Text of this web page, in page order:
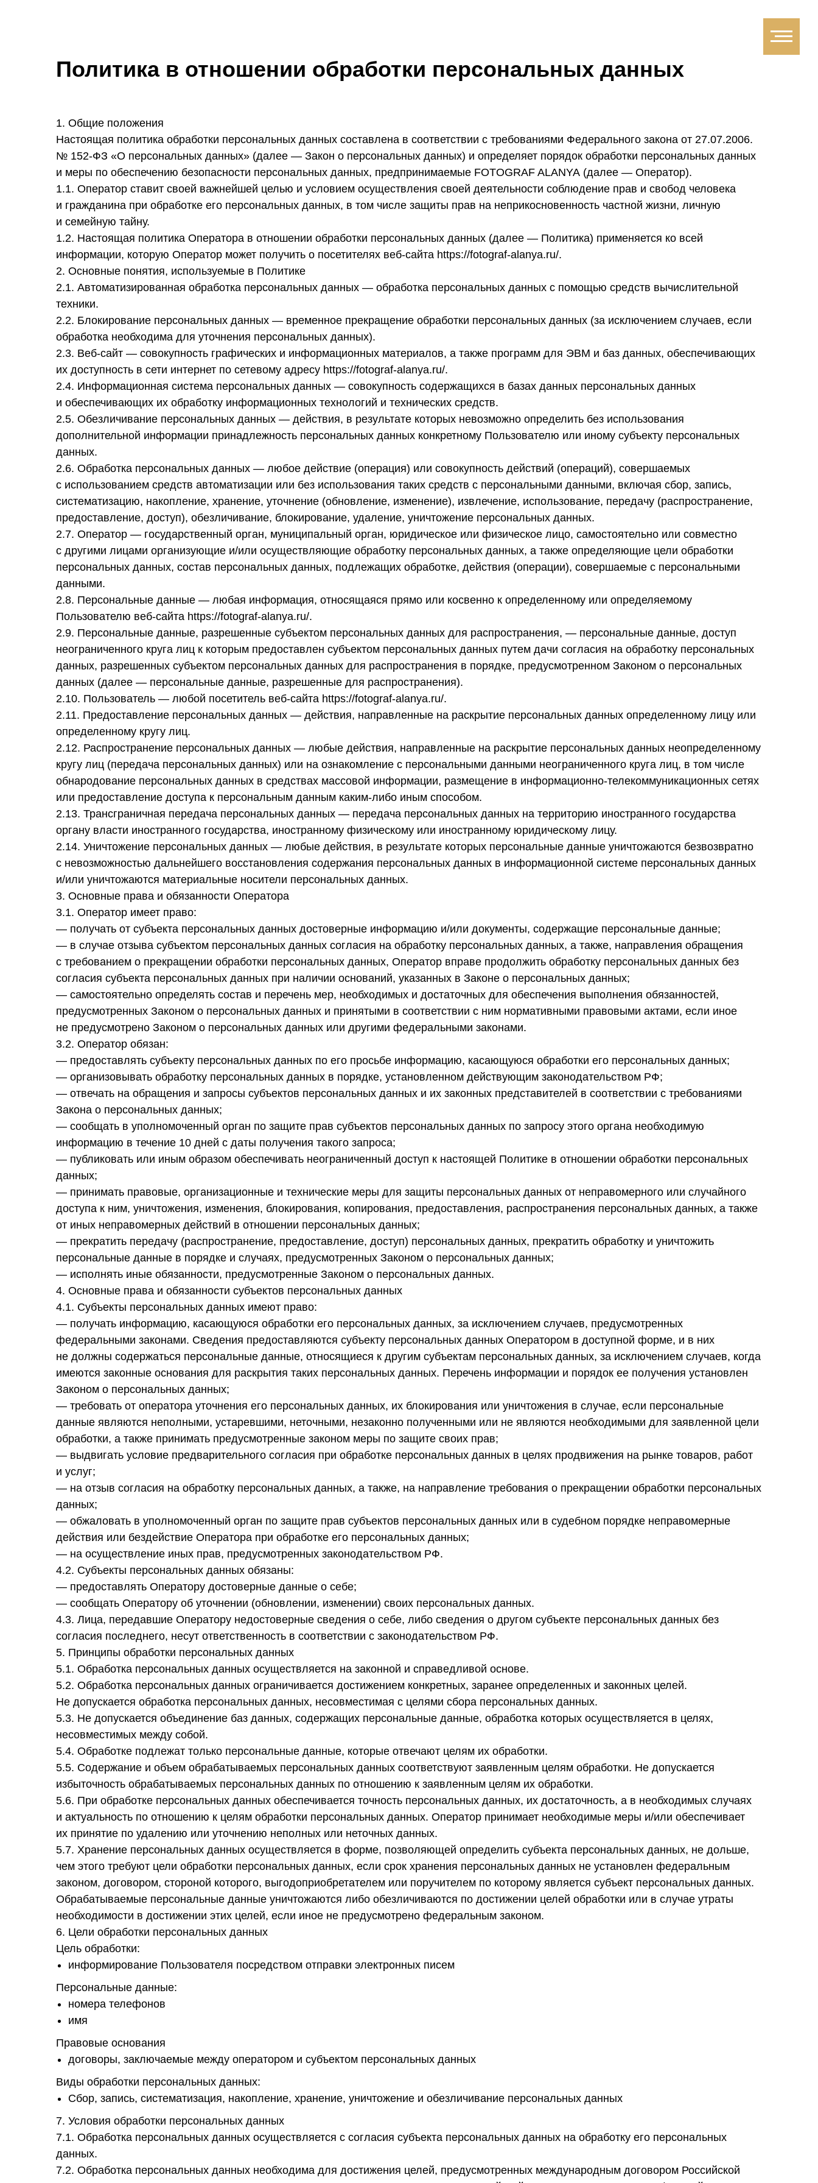
Политика в отношении обработки персональных данных
1. Общие положения
Настоящая политика обработки персональных данных составлена в соответствии с требованиями Федерального закона от 27.07.2006.
№ 152-ФЗ «О персональных данных» (далее — Закон о персональных данных) и определяет порядок обработки персональных данных
и меры по обеспечению безопасности персональных данных, предпринимаемые FOTOGRAF ALANYA (далее — Оператор).
1.1. Оператор ставит своей важнейшей целью и условием осуществления своей деятельности соблюдение прав и свобод человека
и гражданина при обработке его персональных данных, в том числе защиты прав на неприкосновенность частной жизни, личную
и семейную тайну.
1.2. Настоящая политика Оператора в отношении обработки персональных данных (далее — Политика) применяется ко всей
информации, которую Оператор может получить о посетителях веб-сайта https://fotograf-alanya.ru/.
2. Основные понятия, используемые в Политике
2.1. Автоматизированная обработка персональных данных — обработка персональных данных с помощью средств вычислительной
техники.
2.2. Блокирование персональных данных — временное прекращение обработки персональных данных (за исключением случаев, если
обработка необходима для уточнения персональных данных).
2.3. Веб-сайт — совокупность графических и информационных материалов, а также программ для ЭВМ и баз данных, обеспечивающих
их доступность в сети интернет по сетевому адресу https://fotograf-alanya.ru/.
2.4. Информационная система персональных данных — совокупность содержащихся в базах данных персональных данных
и обеспечивающих их обработку информационных технологий и технических средств.
2.5. Обезличивание персональных данных — действия, в результате которых невозможно определить без использования
дополнительной информации принадлежность персональных данных конкретному Пользователю или иному субъекту персональных
данных.
2.6. Обработка персональных данных — любое действие (операция) или совокупность действий (операций), совершаемых
с использованием средств автоматизации или без использования таких средств с персональными данными, включая сбор, запись,
систематизацию, накопление, хранение, уточнение (обновление, изменение), извлечение, использование, передачу (распространение,
предоставление, доступ), обезличивание, блокирование, удаление, уничтожение персональных данных.
2.7. Оператор — государственный орган, муниципальный орган, юридическое или физическое лицо, самостоятельно или совместно
с другими лицами организующие и/или осуществляющие обработку персональных данных, а также определяющие цели обработки
персональных данных, состав персональных данных, подлежащих обработке, действия (операции), совершаемые с персональными
данными.
2.8. Персональные данные — любая информация, относящаяся прямо или косвенно к определенному или определяемому
Пользователю веб-сайта https://fotograf-alanya.ru/.
2.9. Персональные данные, разрешенные субъектом персональных данных для распространения, — персональные данные, доступ
неограниченного круга лиц к которым предоставлен субъектом персональных данных путем дачи согласия на обработку персональных
данных, разрешенных субъектом персональных данных для распространения в порядке, предусмотренном Законом о персональных
данных (далее — персональные данные, разрешенные для распространения).
2.10. Пользователь — любой посетитель веб-сайта https://fotograf-alanya.ru/.
2.11. Предоставление персональных данных — действия, направленные на раскрытие персональных данных определенному лицу или
определенному кругу лиц.
2.12. Распространение персональных данных — любые действия, направленные на раскрытие персональных данных неопределенному
кругу лиц (передача персональных данных) или на ознакомление с персональными данными неограниченного круга лиц, в том числе
обнародование персональных данных в средствах массовой информации, размещение в информационно-телекоммуникационных сетях
или предоставление доступа к персональным данным каким-либо иным способом.
2.13. Трансграничная передача персональных данных — передача персональных данных на территорию иностранного государства
органу власти иностранного государства, иностранному физическому или иностранному юридическому лицу.
2.14. Уничтожение персональных данных — любые действия, в результате которых персональные данные уничтожаются безвозвратно
с невозможностью дальнейшего восстановления содержания персональных данных в информационной системе персональных данных
и/или уничтожаются материальные носители персональных данных.
3. Основные права и обязанности Оператора
3.1. Оператор имеет право:
— получать от субъекта персональных данных достоверные информацию и/или документы, содержащие персональные данные;
— в случае отзыва субъектом персональных данных согласия на обработку персональных данных, а также, направления обращения
с требованием о прекращении обработки персональных данных, Оператор вправе продолжить обработку персональных данных без
согласия субъекта персональных данных при наличии оснований, указанных в Законе о персональных данных;
— самостоятельно определять состав и перечень мер, необходимых и достаточных для обеспечения выполнения обязанностей,
предусмотренных Законом о персональных данных и принятыми в соответствии с ним нормативными правовыми актами, если иное
не предусмотрено Законом о персональных данных или другими федеральными законами.
3.2. Оператор обязан:
— предоставлять субъекту персональных данных по его просьбе информацию, касающуюся обработки его персональных данных;
— организовывать обработку персональных данных в порядке, установленном действующим законодательством РФ;
— отвечать на обращения и запросы субъектов персональных данных и их законных представителей в соответствии с требованиями
Закона о персональных данных;
— сообщать в уполномоченный орган по защите прав субъектов персональных данных по запросу этого органа необходимую
информацию в течение 10 дней с даты получения такого запроса;
— публиковать или иным образом обеспечивать неограниченный доступ к настоящей Политике в отношении обработки персональных
данных;
— принимать правовые, организационные и технические меры для защиты персональных данных от неправомерного или случайного
доступа к ним, уничтожения, изменения, блокирования, копирования, предоставления, распространения персональных данных, а также
от иных неправомерных действий в отношении персональных данных;
— прекратить передачу (распространение, предоставление, доступ) персональных данных, прекратить обработку и уничтожить
персональные данные в порядке и случаях, предусмотренных Законом о персональных данных;
— исполнять иные обязанности, предусмотренные Законом о персональных данных.
4. Основные права и обязанности субъектов персональных данных
4.1. Субъекты персональных данных имеют право:
— получать информацию, касающуюся обработки его персональных данных, за исключением случаев, предусмотренных
федеральными законами. Сведения предоставляются субъекту персональных данных Оператором в доступной форме, и в них
не должны содержаться персональные данные, относящиеся к другим субъектам персональных данных, за исключением случаев, когда
имеются законные основания для раскрытия таких персональных данных. Перечень информации и порядок ее получения установлен
Законом о персональных данных;
— требовать от оператора уточнения его персональных данных, их блокирования или уничтожения в случае, если персональные
данные являются неполными, устаревшими, неточными, незаконно полученными или не являются необходимыми для заявленной цели
обработки, а также принимать предусмотренные законом меры по защите своих прав;
— выдвигать условие предварительного согласия при обработке персональных данных в целях продвижения на рынке товаров, работ
и услуг;
— на отзыв согласия на обработку персональных данных, а также, на направление требования о прекращении обработки персональных
данных;
— обжаловать в уполномоченный орган по защите прав субъектов персональных данных или в судебном порядке неправомерные
действия или бездействие Оператора при обработке его персональных данных;
— на осуществление иных прав, предусмотренных законодательством РФ.
4.2. Субъекты персональных данных обязаны:
— предоставлять Оператору достоверные данные о себе;
— сообщать Оператору об уточнении (обновлении, изменении) своих персональных данных.
4.3. Лица, передавшие Оператору недостоверные сведения о себе, либо сведения о другом субъекте персональных данных без
согласия последнего, несут ответственность в соответствии с законодательством РФ.
5. Принципы обработки персональных данных
5.1. Обработка персональных данных осуществляется на законной и справедливой основе.
5.2. Обработка персональных данных ограничивается достижением конкретных, заранее определенных и законных целей.
Не допускается обработка персональных данных, несовместимая с целями сбора персональных данных.
5.3. Не допускается объединение баз данных, содержащих персональные данные, обработка которых осуществляется в целях,
несовместимых между собой.
5.4. Обработке подлежат только персональные данные, которые отвечают целям их обработки.
5.5. Содержание и объем обрабатываемых персональных данных соответствуют заявленным целям обработки. Не допускается
избыточность обрабатываемых персональных данных по отношению к заявленным целям их обработки.
5.6. При обработке персональных данных обеспечивается точность персональных данных, их достаточность, а в необходимых случаях
и актуальность по отношению к целям обработки персональных данных. Оператор принимает необходимые меры и/или обеспечивает
их принятие по удалению или уточнению неполных или неточных данных.
5.7. Хранение персональных данных осуществляется в форме, позволяющей определить субъекта персональных данных, не дольше,
чем этого требуют цели обработки персональных данных, если срок хранения персональных данных не установлен федеральным
законом, договором, стороной которого, выгодоприобретателем или поручителем по которому является субъект персональных данных.
Обрабатываемые персональные данные уничтожаются либо обезличиваются по достижении целей обработки или в случае утраты
необходимости в достижении этих целей, если иное не предусмотрено федеральным законом.
6. Цели обработки персональных данных
Цель обработки:
информирование Пользователя посредством отправки электронных писем
Персональные данные:
номера телефонов
имя
Правовые основания
договоры, заключаемые между оператором и субъектом персональных данных
Виды обработки персональных данных:
Сбор, запись, систематизация, накопление, хранение, уничтожение и обезличивание персональных данных
7. Условия обработки персональных данных
7.1. Обработка персональных данных осуществляется с согласия субъекта персональных данных на обработку его персональных
данных.
7.2. Обработка персональных данных необходима для достижения целей, предусмотренных международным договором Российской